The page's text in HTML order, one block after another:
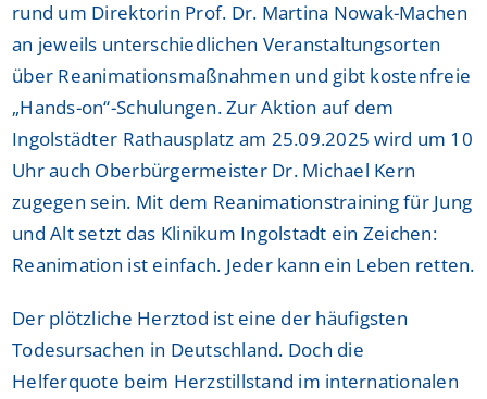
rund um Direktorin Prof. Dr. Martina Nowak-Machen
an jeweils unterschiedlichen Veranstaltungsorten
über Reanimationsmaßnahmen und gibt kostenfreie
„Hands-on“-Schulungen. Zur Aktion auf dem
Ingolstädter Rathausplatz am 25.09.2025 wird um 10
Uhr auch Oberbürgermeister Dr. Michael Kern
zugegen sein. Mit dem Reanimationstraining für Jung
und Alt setzt das Klinikum Ingolstadt ein Zeichen:
Reanimation ist einfach. Jeder kann ein Leben retten.
Der plötzliche Herztod ist eine der häufigsten
Todesursachen in Deutschland. Doch die
Helferquote beim Herzstillstand im internationalen